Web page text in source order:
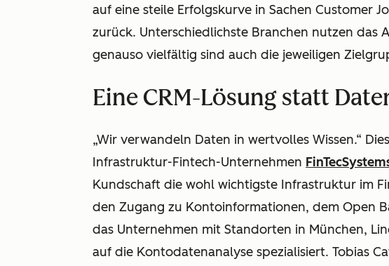
auf eine steile Erfolgskurve in Sachen Customer
zurück. Unterschiedlichste Branchen nutzen das
genauso vielfältig sind auch die jeweiligen
Eine CRM-Lösung statt
„Wir verwandeln Daten in wertvolles Wissen.“
Infrastruktur-Fintech-Unternehmen
Kundschaft die wohl wichtigste Infrastruktur im
den Zugang zu Kontoinformationen, dem Open
das Unternehmen mit Standorten in München,
auf die Kontodatenanalyse spezialisiert. Tobias